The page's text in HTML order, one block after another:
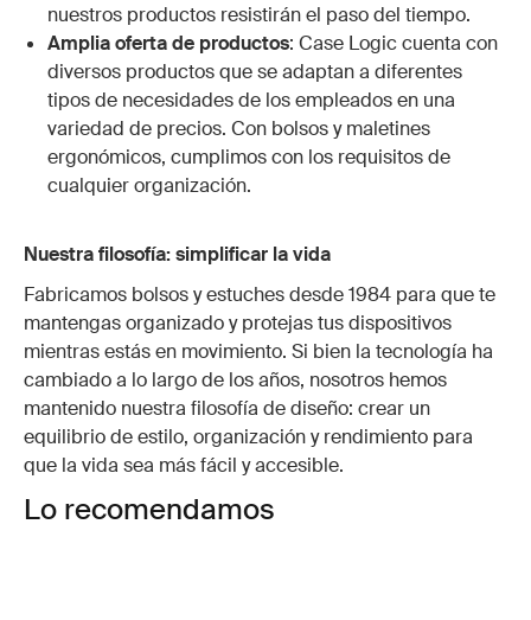
nuestros productos resistirán el paso del tiempo.
Amplia oferta de productos: Case Logic cuenta con
diversos productos que se adaptan a diferentes
tipos de necesidades de los empleados en una
variedad de precios. Con bolsos y maletines
ergonómicos, cumplimos con los requisitos de
cualquier organización.
Nuestra filosofía: simplificar la vida
Fabricamos bolsos y estuches desde 1984 para que te
mantengas organizado y protejas tus dispositivos
mientras estás en movimiento. Si bien la tecnología ha
cambiado a lo largo de los años, nosotros hemos
mantenido nuestra filosofía de diseño: crear un
equilibrio de estilo, organización y rendimiento para
que la vida sea más fácil y accesible.
Lo recomendamos